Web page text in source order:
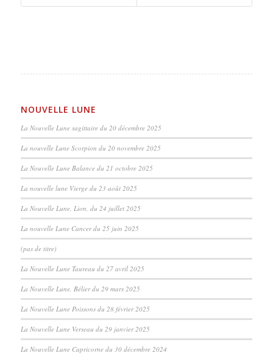
NOUVELLE LUNE
La Nouvelle Lune sagittaire du 20 décembre 2025
La nouvelle Lune Scorpion du 20 novembre 2025
La Nouvelle Lune Balance du 21 octobre 2025
La nouvelle lune Vierge du 23 août 2025
La Nouvelle Lune, Lion, du 24 juillet 2025
La nouvelle Lune Cancer du 25 juin 2025
(pas de titre)
La Nouvelle Lune Taureau du 27 avril 2025
La Nouvelle Lune, Bélier du 29 mars 2025
La Nouvelle Lune Poissons du 28 février 2025
La Nouvelle Lune Verseau du 29 janvier 2025
La Nouvelle Lune Capricorne du 30 décembre 2024